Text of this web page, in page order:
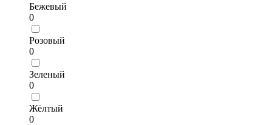
Бежевый
0
Розовый
0
Зеленый
0
Жёлтый
0